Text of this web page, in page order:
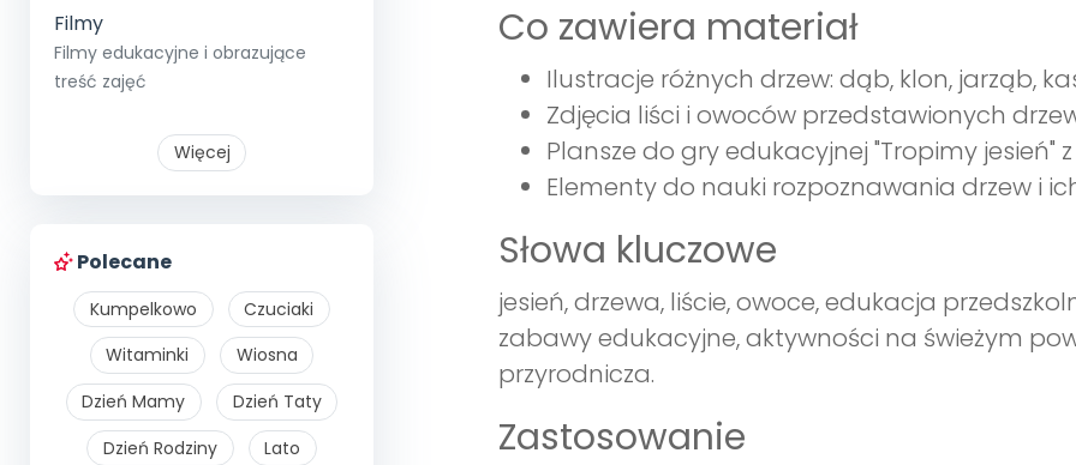
Filmy
Filmy edukacyjne i obrazujące
treść zajęć
Więcej
Polecane
Kumpelkowo
Czuciaki
Witaminki
Wiosna
Dzień Mamy
Dzień Taty
Dzień Rodziny
Lato
Co zawiera materiał
Ilustracje różnych drzew: dąb, klon, jarząb,
Zdjęcia liści i owoców przedstawionych
Plansze do gry edukacyjnej "Tropimy jesień"
Elementy do nauki rozpoznawania drzew i
Słowa kluczowe
jesień, drzewa, liście, owoce, edukacja
zabawy edukacyjne, aktywności na świeżym
przyrodnicza.
Zastosowanie